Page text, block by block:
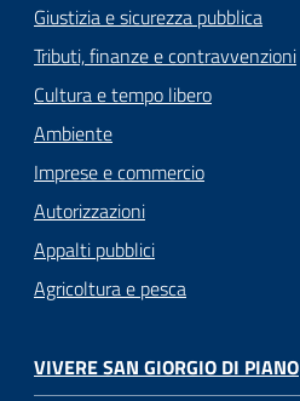
Giustizia e sicurezza pubblica
Tributi, finanze e contravvenzioni
Cultura e tempo libero
Ambiente
Imprese e commercio
Autorizzazioni
Appalti pubblici
Agricoltura e pesca
VIVERE SAN GIORGIO DI PIANO